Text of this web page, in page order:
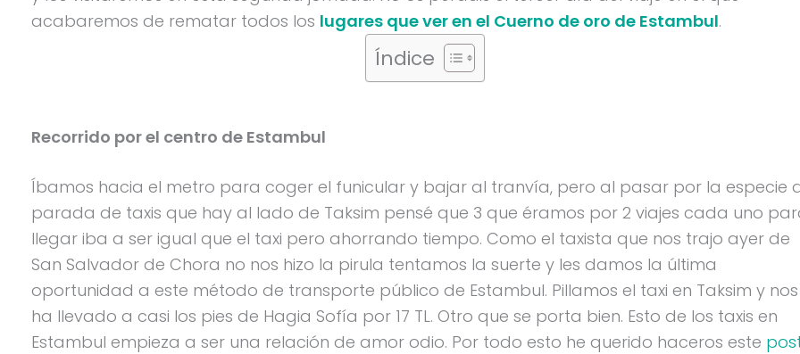
acabaremos de rematar todos los lugares que ver en el Cuerno de oro de Estambul.
Índice
Recorrido por el centro de Estambul
Íbamos hacia el metro para coger el funicular y bajar al tranvía, pero al pasar por la especie
parada de taxis que hay al lado de Taksim pensé que 3 que éramos por 2 viajes cada uno
llegar iba a ser igual que el taxi pero ahorrando tiempo. Como el taxista que nos trajo ayer de
San Salvador de Chora no nos hizo la pirula tentamos la suerte y les damos la última
oportunidad a este método de transporte público de Estambul. Pillamos el taxi en Taksim y nos
ha llevado a casi los pies de Hagia Sofía por 17 TL. Otro que se porta bien. Esto de los taxis en
Estambul empieza a ser una relación de amor odio. Por todo esto he querido haceros este